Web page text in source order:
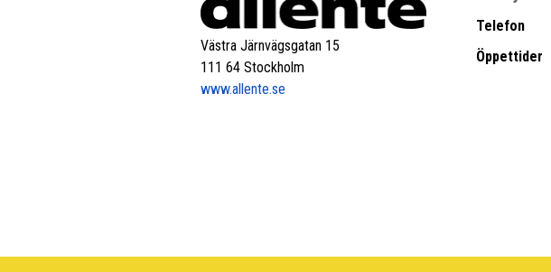
Västra Järnvägsgatan 15
111 64 Stockholm
www.allente.se
Telefon
Öppettider